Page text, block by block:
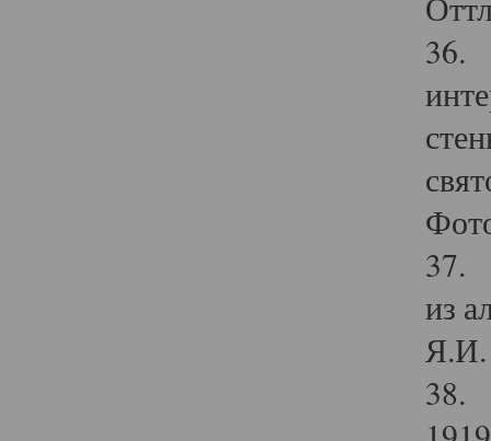
36.
37.
из
Я.И.
38.